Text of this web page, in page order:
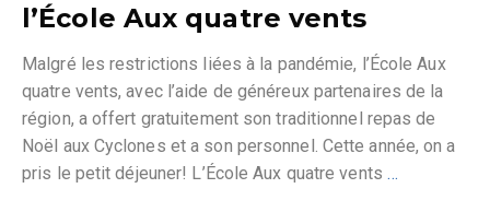
l’École Aux quatre vents
Malgré les restrictions liées à la pandémie, l’École Aux
quatre vents, avec l’aide de généreux partenaires de la
région, a offert gratuitement son traditionnel repas de
Noël aux Cyclones et a son personnel. Cette année, on a
pris le petit déjeuner! L’École Aux quatre vents …